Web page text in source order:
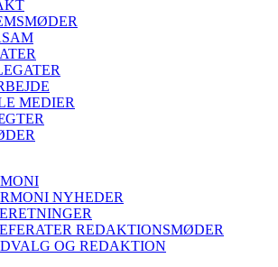
MEDIER
NYHEDER
REDAKTIONSMØDER
OG REDAKTION